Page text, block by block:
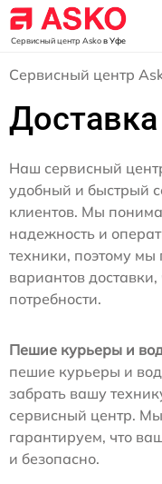
Сервисный центр Askoв Уфе
Сервисный центр
Наш сервисный
удобный и быстрый
клиентов. Мы
надежность и
техники, поэтому мы
вариантов
потребности.
Пешие курьеры и
пешие курьеры и
забрать вашу
сервисный центр.
гарантируем, что
и безопасно.